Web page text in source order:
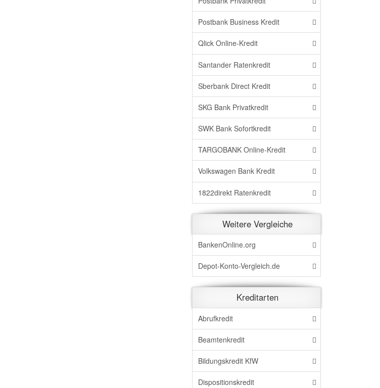
Postbank Business Kredit
Qlick Online-Kredit
Santander Ratenkredit
Sberbank Direct Kredit
SKG Bank Privatkredit
SWK Bank Sofortkredit
TARGOBANK Online-Kredit
Volkswagen Bank Kredit
1822direkt Ratenkredit
Weitere Vergleiche
BankenOnline.org
Depot-Konto-Vergleich.de
Kreditarten
Abrufkredit
Beamtenkredit
Bildungskredit KfW
Dispositionskredit